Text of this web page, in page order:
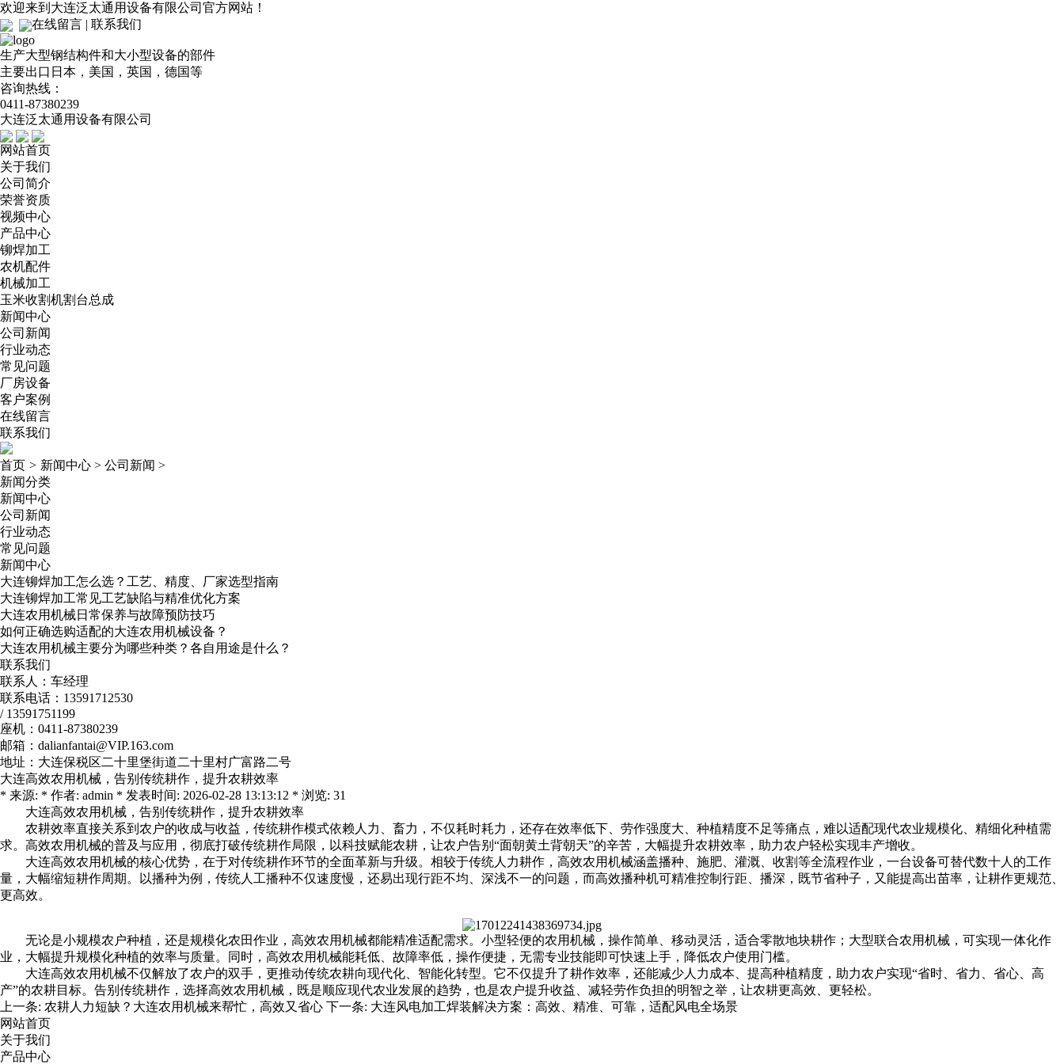
欢迎来到大连泛太通用设备有限公司官方网站！
在线留言 | 联系我们
生产大型钢结构件和大小型设备的部件
主要出口日本，美国，英国，德国等
咨询热线：
0411-87380239
大连泛太通用设备有限公司
网站首页
关于我们
公司简介
荣誉资质
视频中心
产品中心
铆焊加工
农机配件
机械加工
玉米收割机割台总成
新闻中心
公司新闻
行业动态
常见问题
厂房设备
客户案例
在线留言
联系我们
首页 > 新闻中心 > 公司新闻 >
新闻分类
新闻中心
公司新闻
行业动态
常见问题
新闻中心
大连铆焊加工怎么选？工艺、精度、厂家选型指南
大连铆焊加工常见工艺缺陷与精准优化方案
大连农用机械日常保养与故障预防技巧
如何正确选购适配的大连农用机械设备？
大连农用机械主要分为哪些种类？各自用途是什么？
联系我们
联系人：车经理
联系电话：13591712530
/ 13591751199
座机：0411-87380239
邮箱：dalianfantai@VIP.163.com
地址：大连保税区二十里堡街道二十里村广富路二号
大连高效农用机械，告别传统耕作，提升农耕效率
* 来源: * 作者: admin * 发表时间: 2026-02-28 13:13:12 * 浏览: 31
大连高效农用机械 ，告别传统耕作，提升农耕效率
农耕效率直接关系到农户的收成与收益，传统耕作模式依赖人力、畜力，不仅耗时耗力，还存在效率低下、劳作强度大、种植精度不足等痛点，难以适配现代农业规模化、精细化种植需
求。高效农用机械的普及与应用，彻底打破传统耕作局限，以科技赋能农耕，让农户告别“面朝黄土背朝天”的辛苦，大幅提升农耕效率，助力农户轻松实现丰产增收。
大连高效农用机械的核心优势，在于对传统耕作环节的全面革新与升级。相较于传统人力耕作，高效农用机械涵盖播种、施肥、灌溉、收割等全流程作业，一台设备可替代数十人的工作
量，大幅缩短耕作周期。以播种为例，传统人工播种不仅速度慢，还易出现行距不均、深浅不一的问题，而高效播种机可精准控制行距、播深，既节省种子，又能提高出苗率，让耕作更规范、
更高效。
无论是小规模农户种植，还是规模化农田作业，高效农用机械都能精准适配需求。小型轻便的农用机械，操作简单、移动灵活，适合零散地块耕作；大型联合农用机械，可实现一体化作
业，大幅提升规模化种植的效率与质量。同时，高效农用机械能耗低、故障率低，操作便捷，无需专业技能即可快速上手，降低农户使用门槛。
大连高效农用机械不仅解放了农户的双手，更推动传统农耕向现代化、智能化转型。它不仅提升了耕作效率，还能减少人力成本、提高种植精度，助力农户实现“省时、省力、省心、高
产”的农耕目标。告别传统耕作，选择高效农用机械，既是顺应现代农业发展的趋势，也是农户提升收益、减轻劳作负担的明智之举，让农耕更高效、更轻松。
上一条: 农耕人力短缺？大连农用机械来帮忙，高效又省心 下一条: 大连风电加工焊装解决方案：高效、精准、可靠，适配风电全场景
网站首页
关于我们
产品中心